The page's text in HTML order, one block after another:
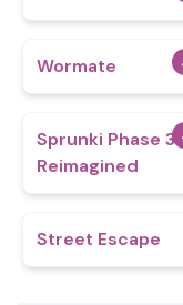
Wormate
Sprunki Phase 3
Reimagined
Street Escape